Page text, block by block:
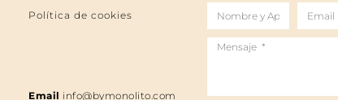
Política de cookies
Email info@bymonolito.com
Nombre
y
Apellidos
Email
Mensaje